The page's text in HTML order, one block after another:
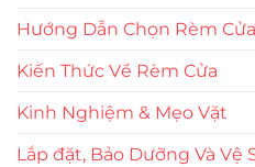
Hướng Dẫn Chọn Rèm Cửa
Kiến Thức Về Rèm Cửa
Kinh Nghiệm & Mẹo Vặt
Lắp đặt, Bảo Dưỡng Và Vệ